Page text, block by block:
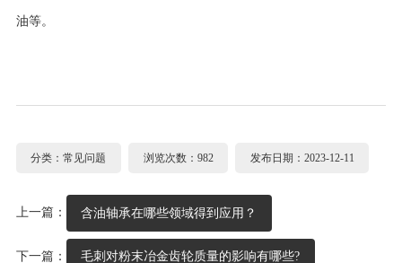
油等。
分类：常见问题 浏览次数：982 发布日期：2023-12-11
上一篇： 含油轴承在哪些领域得到应用？
下一篇： 毛刺对粉末冶金齿轮质量的影响有哪些?